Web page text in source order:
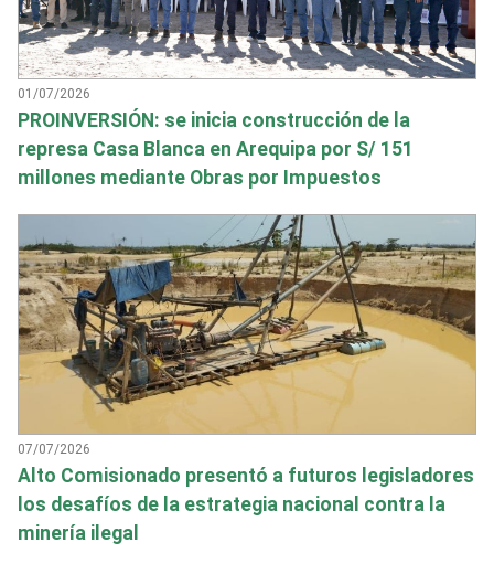
01/07/2026
PROINVERSIÓN: se inicia construcción de la
represa Casa Blanca en Arequipa por S/ 151
millones mediante Obras por Impuestos
07/07/2026
Alto Comisionado presentó a futuros legisladores
los desafíos de la estrategia nacional contra la
minería ilegal